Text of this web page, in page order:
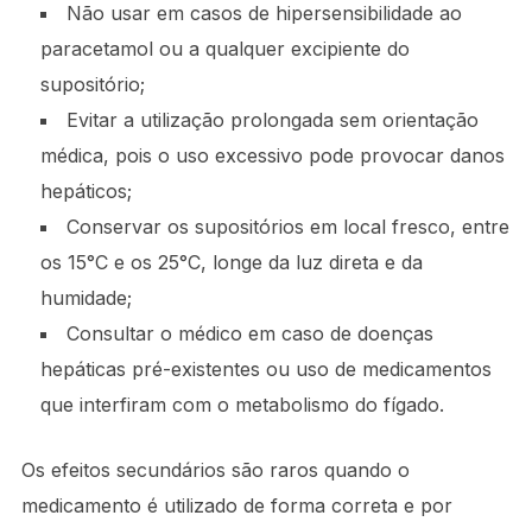
Não usar em casos de hipersensibilidade ao
paracetamol ou a qualquer excipiente do
supositório;
Evitar a utilização prolongada sem orientação
médica, pois o uso excessivo pode provocar danos
hepáticos;
Conservar os supositórios em local fresco, entre
os 15°C e os 25°C, longe da luz direta e da
humidade;
Consultar o médico em caso de doenças
hepáticas pré-existentes ou uso de medicamentos
que interfiram com o metabolismo do fígado.
Os efeitos secundários são raros quando o
medicamento é utilizado de forma correta e por